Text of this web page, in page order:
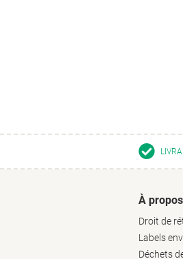
À
Droit de
Labels
Déchets